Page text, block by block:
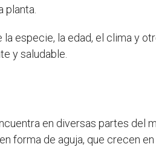
especie, la edad, el clima y
y saludable.
en diversas partes del
forma de aguja, que crecen